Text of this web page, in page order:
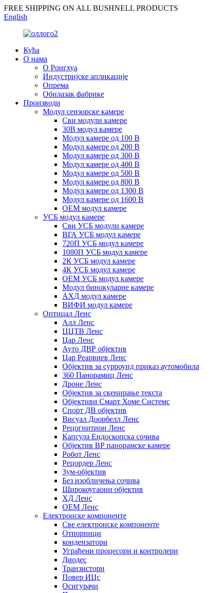
FREE SHIPPING ON ALL BUSHNELL PRODUCTS
English
Кућа
О нама
О Ронгхуа
Индустријске апликације
Опрема
Обилазак фабрике
Производи
Модул сензорске камере
Сви модули камере
30В модул камере
Модул камере од 100 В
Модул камере од 200 В
Модул камере од 300 В
Модул камере од 400 В
Модул камере од 500 В
Модул камере од 800 В
Модул камере од 1300 В
Модул камере од 1600 В
ОЕМ модул камере
УСБ модул камере
Сви УСБ модули камере
ВГА УСБ модул камере
720П УСБ модул камере
1080П УСБ модул камере
2К УСБ модул камере
4К УСБ модул камере
ОЕМ УСБ модул камере
Модул бинокуларне камере
АХД модул камере
ВИФИ модул камере
Оптицал Ленс
Алл Ленс
ЦЦТВ Ленс
Цар Ленс
Ауто ДВР објектив
Цар Реарвиев Ленс
Објектив за сурроунд приказ аутомобила
360 Панорамиц Ленс
Дроне Ленс
Објектив за скенирање текста
Објективи Смарт Хоме Системс
Спорт ДВ објектив
Висуал Доорбелл Ленс
Рецогнитион Ленс
Капсула Ендоскопска сочива
Објектив ВР панорамске камере
Робот Ленс
Рецордер Ленс
Зум-објектив
Без изобличења сочива
Широкоугаони објектив
ХД Ленс
ОЕМ Ленс
Електронске компоненте
Све електронске компоненте
Отпорници
кондензатори
Уграђени процесори и контролери
Диодес
Транзистори
Повер ИЦс
Осигурачи